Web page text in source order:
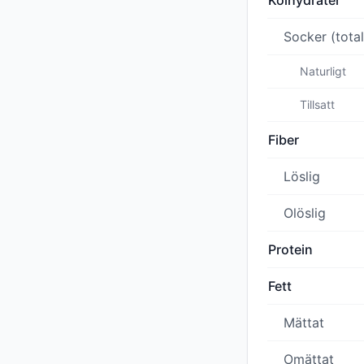
Socker
Naturligt
Tillsatt
Fiber
Löslig
Olöslig
Protein
Fett
Mättat
Omättat